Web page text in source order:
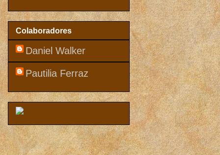
Colaboradores
Daniel Walker
Pautilia Ferraz